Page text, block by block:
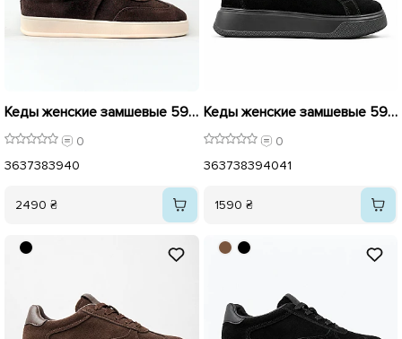
Кеды женские замшевые 596169 Коричневые
0
3637383940
2490 ₴
Кеды женские замшевые 592755 Черные
0
363738394041
1590 ₴